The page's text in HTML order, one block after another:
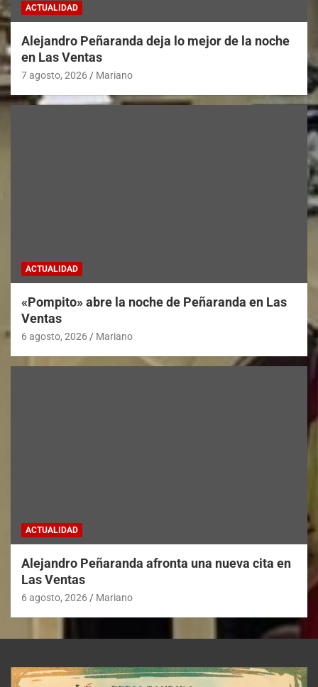
ACTUALIDAD
Alejandro Peñaranda deja lo mejor de la noche
en Las Ventas
7 agosto, 2026 Mariano
ACTUALIDAD
«Pompito» abre la noche de Peñaranda en Las
Ventas
6 agosto, 2026 Mariano
ACTUALIDAD
Alejandro Peñaranda afronta una nueva cita en
Las Ventas
6 agosto, 2026 Mariano